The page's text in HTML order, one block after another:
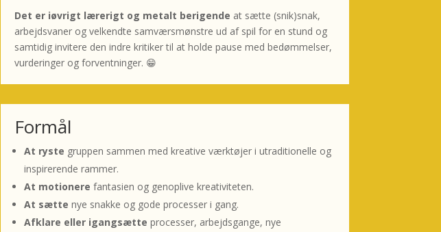
Det er iøvrigt lærerigt og metalt berigende at sætte (snik)snak,
arbejdsvaner og velkendte samværsmønstre ud af spil for en stund og
samtidig invitere den indre kritiker til at holde pause med bedømmelser,
vurderinger og forventninger. 😁
Formål
At ryste gruppen sammen med kreative værktøjer i utraditionelle og
inspirerende rammer.
At motionere fantasien og genoplive kreativiteten.
At sætte nye snakke og gode processer i gang.
Afklare eller igangsætte processer, arbejdsgange, nye